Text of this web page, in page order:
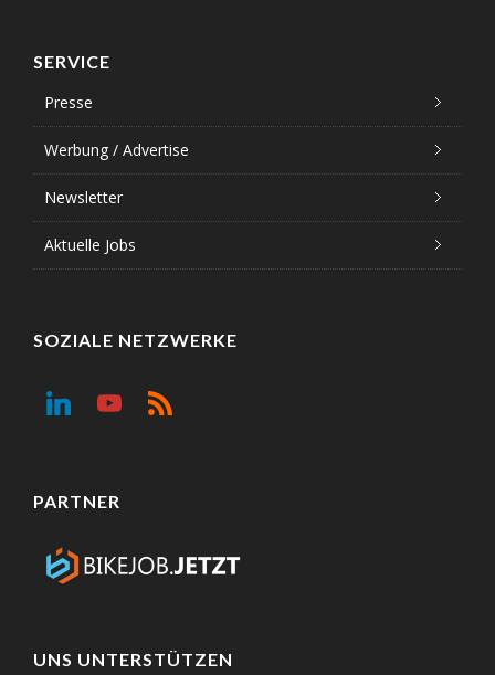
SERVICE
Presse
Werbung / Advertise
Newsletter
Aktuelle Jobs
SOZIALE NETZWERKE
PARTNER
UNS UNTERSTÜTZEN